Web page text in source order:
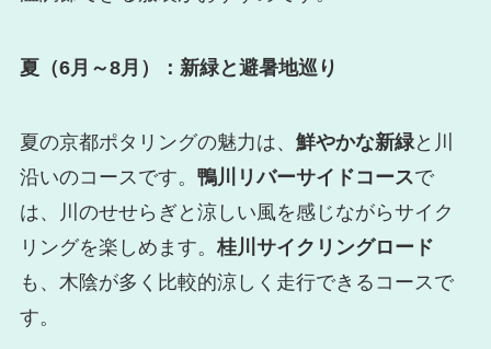
夏（6月～8月）：新緑と避暑地巡り
夏の京都ポタリングの魅力は、 鮮やかな新緑と川
沿いのコースです。 鴨川リバーサイドコースで
は、川のせせらぎと涼しい風を感じながらサイク
リングを楽しめます。 桂川サイクリングロード
も、木陰が多く比較的涼しく走行できるコースで
す。